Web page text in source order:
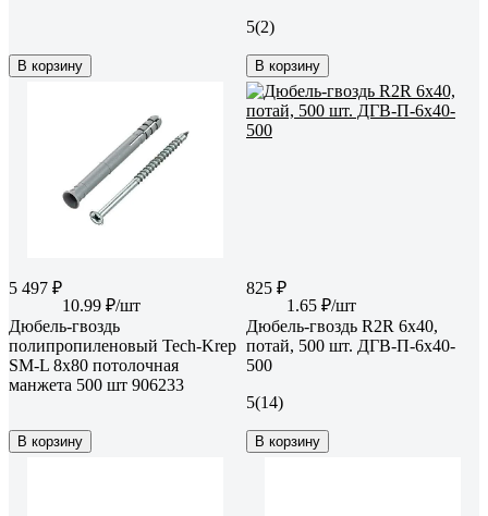
В корзину
5(2)
В корзину
5 497 ₽
10.99 ₽/шт
Дюбель-гвоздь
полипропиленовый Tech-Krep
SM-L 8x80 потолочная
манжета 500 шт 906233
В корзину
825 ₽
1.65 ₽/шт
Дюбель-гвоздь R2R 6x40,
потай, 500 шт. ДГВ-П-6х40-
500
5(14)
В корзину